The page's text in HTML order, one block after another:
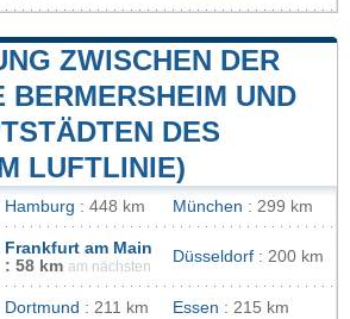
ZWISCHEN DER
BERMERSHEIM UND
DES
LUFTLINIE)
Hamburg : 448 km München : 299 km
Frankfurt am Main
: 58 km am nächsten
Düsseldorf : 200 km
Dortmund : 211 km Essen : 215 km